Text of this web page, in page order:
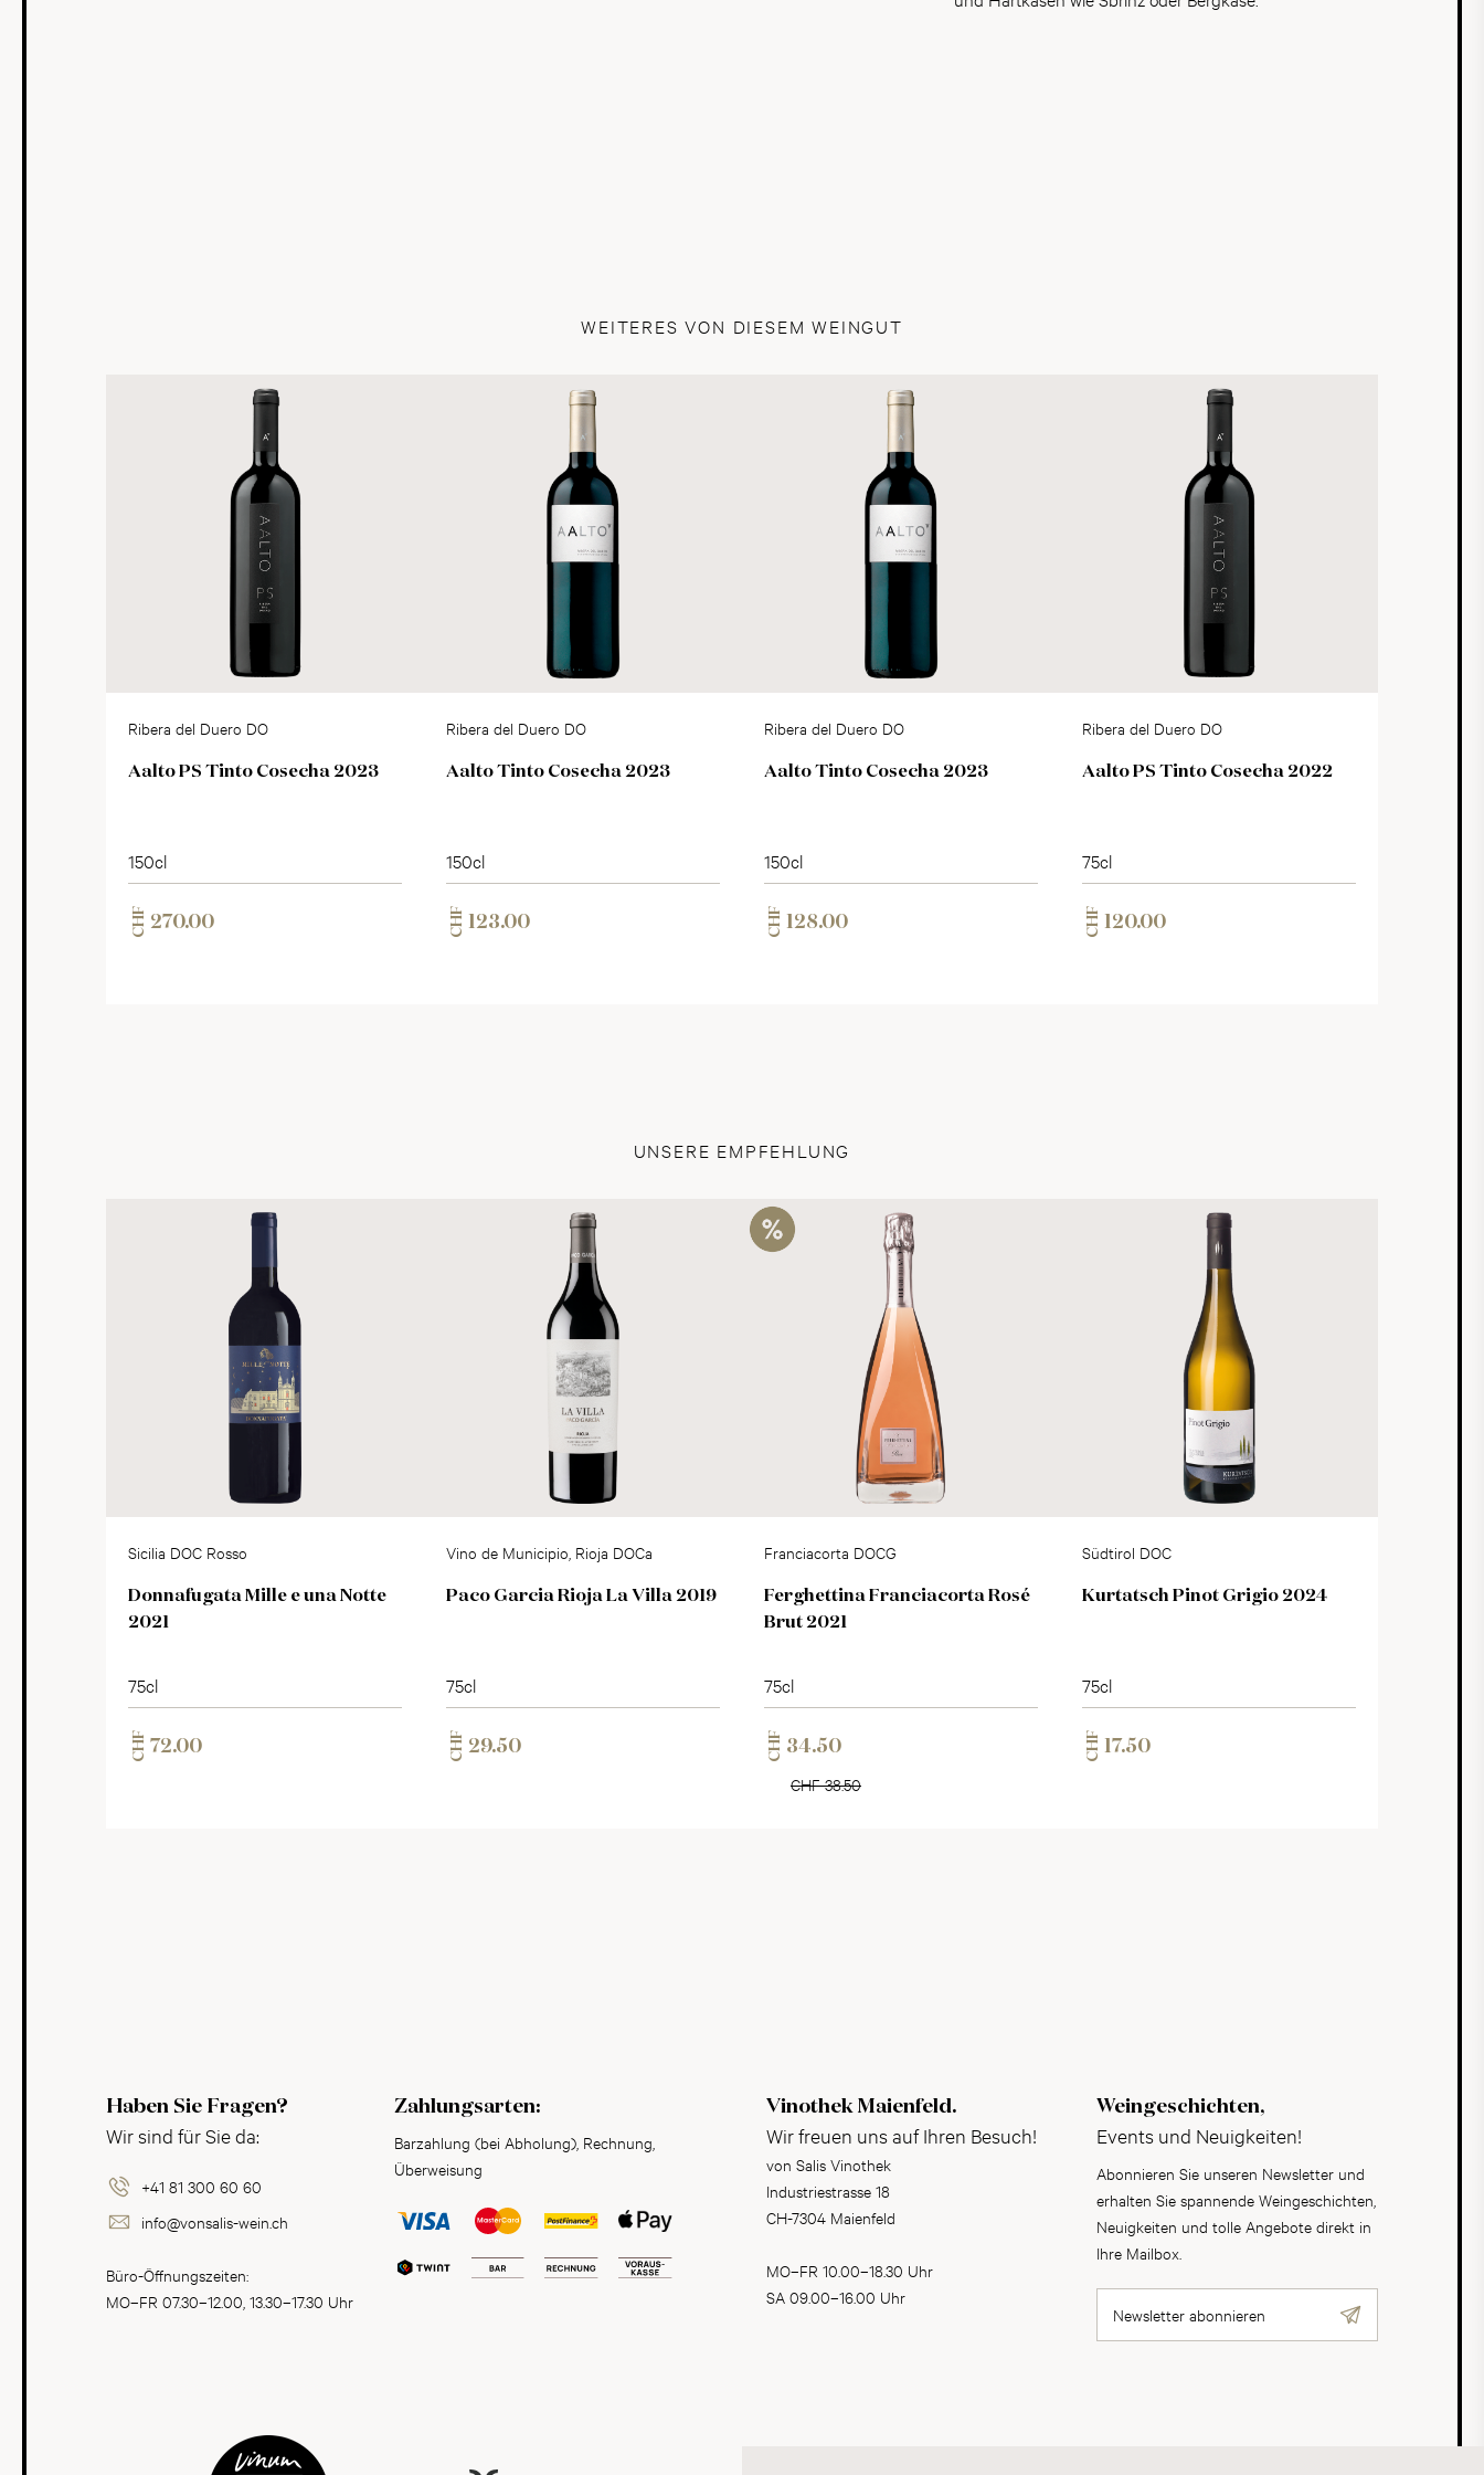
WEITERES VON DIESEM WEINGUT
Ribera del Duero DO
Aalto PS Tinto Cosecha 2023
150cl
CHF 270.00
Ribera del Duero DO
Aalto Tinto Cosecha 2023
150cl
CHF 123.00
Ribera del Duero DO
Aalto Tinto Cosecha 2023
150cl
CHF 128.00
Ribera del Duero DO
Aalto PS Tinto Cosecha 2022
75cl
CHF 120.00
UNSERE EMPFEHLUNG
Sicilia DOC Rosso
Donnafugata Mille e una Notte
2021
75cl
CHF 72.00
Vino de Municipio, Rioja DOCa
Paco Garcia Rioja La Villa 2019
75cl
CHF 29.50
Franciacorta DOCG
Ferghettina Franciacorta Rosé
Brut 2021
75cl
CHF 34.50
CHF 38.50
Südtirol DOC
Kurtatsch Pinot Grigio 2024
75cl
CHF 17.50
Haben Sie Fragen?
Wir sind für Sie da:
+41 81 300 60 60
info@vonsalis-wein.ch
Büro-Öffnungszeiten:
MO–FR 07.30–12.00, 13.30–17.30 Uhr
Zahlungsarten:
Barzahlung (bei Abholung), Rechnung,
Überweisung
Vinothek Maienfeld.
Wir freuen uns auf Ihren Besuch!
von Salis Vinothek
Industriestrasse 18
CH-7304 Maienfeld
MO–FR 10.00–18.30 Uhr
SA 09.00–16.00 Uhr
Weingeschichten,
Events und Neuigkeiten!
Abonnieren Sie unseren Newsletter und
erhalten Sie spannende Weingeschichten,
Neuigkeiten und tolle Angebote direkt in
Ihre Mailbox.
Newsletter abonnieren